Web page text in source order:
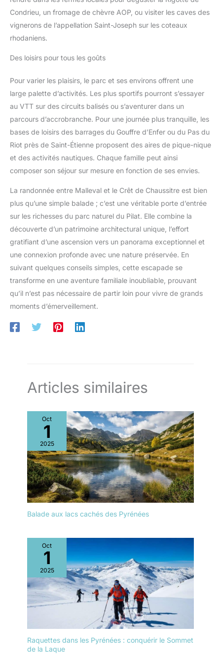
Condrieu, un fromage de chèvre AOP, ou visiter les caves des
vignerons de l’appellation Saint-Joseph sur les coteaux
rhodaniens.
Des loisirs pour tous les goûts
Pour varier les plaisirs, le parc et ses environs offrent une
large palette d’activités. Les plus sportifs pourront s’essayer
au VTT sur des circuits balisés ou s’aventurer dans un
parcours d’accrobranche. Pour une journée plus tranquille, les
bases de loisirs des barrages du Gouffre d’Enfer ou du Pas du
Riot près de Saint-Étienne proposent des aires de pique-nique
et des activités nautiques. Chaque famille peut ainsi
composer son séjour sur mesure en fonction de ses envies.
La randonnée entre Malleval et le Crêt de Chaussitre est bien
plus qu’une simple balade ; c’est une véritable porte d’entrée
sur les richesses du parc naturel du Pilat. Elle combine la
découverte d’un patrimoine architectural unique, l’effort
gratifiant d’une ascension vers un panorama exceptionnel et
une connexion profonde avec une nature préservée. En
suivant quelques conseils simples, cette escapade se
transforme en une aventure familiale inoubliable, prouvant
qu’il n’est pas nécessaire de partir loin pour vivre de grands
moments d’émerveillement.
Articles similaires
Oct
1
2025
Balade aux lacs cachés des Pyrénées
Oct
1
2025
Raquettes dans les Pyrénées : conquérir le Sommet
de la Laque